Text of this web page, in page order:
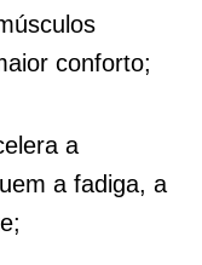
conforto;
a
a fadiga, a